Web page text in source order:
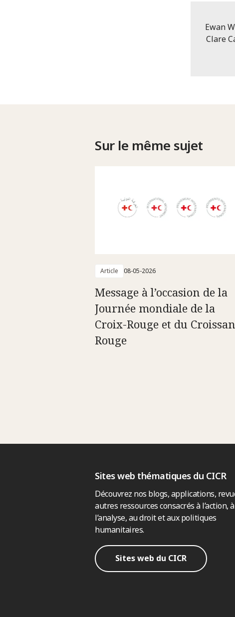
Ewan
Clare
Sur le même sujet
Article 08-05-2026
Message à l’occasion de la
Journée mondiale de la
Croix-Rouge et du
Rouge
Sites web thématiques du CICR
Découvrez nos blogs, applications,
autres ressources consacrés à l’action, à
l’analyse, au droit et aux politiques
humanitaires.
Sites web du CICR